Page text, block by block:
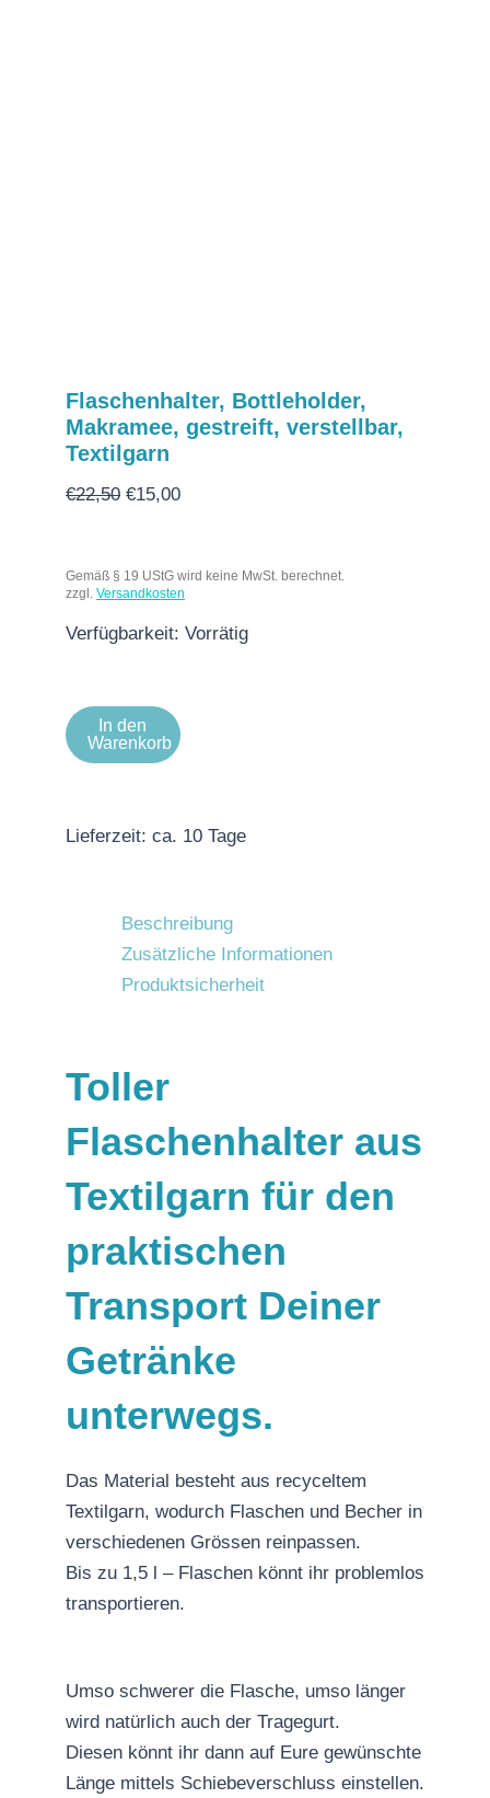
Flaschenhalter, Bottleholder,
Makramee, gestreift, verstellbar,
Textilgarn
€22,50 €15,00
Gemäß § 19 UStG wird keine MwSt. berechnet.
zzgl. Versandkosten
Verfügbarkeit: Vorrätig
In den
Warenkorb
Lieferzeit: ca. 10 Tage
Beschreibung
Zusätzliche Informationen
Produktsicherheit
Toller
Flaschenhalter aus
Textilgarn für den
praktischen
Transport Deiner
Getränke
unterwegs.
Das Material besteht aus recyceltem
Textilgarn, wodurch Flaschen und Becher in
verschiedenen Grössen reinpassen.
Bis zu 1,5 l – Flaschen könnt ihr problemlos
transportieren.
Umso schwerer die Flasche, umso länger
wird natürlich auch der Tragegurt.
Diesen könnt ihr dann auf Eure gewünschte
Länge mittels Schiebeverschluss einstellen.